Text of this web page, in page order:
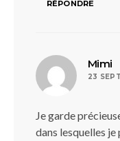
RÉPONDRE
Mimi
23
Je garde
dans lesquelles